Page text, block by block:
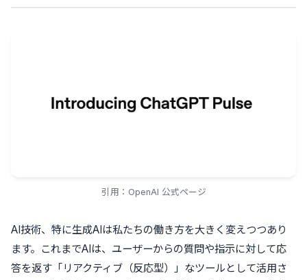
引用：OpenAI 公式ページ
AI技術、特に生成AIは私たちの働き方を大きく変えつつあり
ます。これまでAIは、ユーザーからの質問や指示に対して応
答を返す「リアクティブ（反応型）」なツールとして活用さ